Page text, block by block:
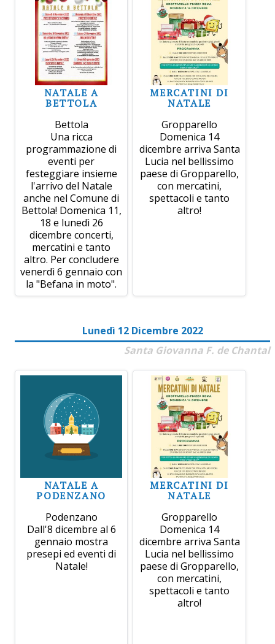
NATALE A
BETTOLA
Bettola
Una ricca
programmazione di
eventi per
festeggiare insieme
l'arrivo del Natale
anche nel Comune di
Bettola! Domenica 11,
18 e lunedì 26
dicembre concerti,
mercatini e tanto
altro. Per concludere
venerdì 6 gennaio con
la "Befana in moto".
MERCATINI DI
NATALE
Gropparello
Domenica 14
dicembre arriva Santa
Lucia nel bellissimo
paese di Gropparello,
con mercatini,
spettacoli e tanto
altro!
Lunedì 12 Dicembre 2022
Santa Giovanna F. de Chantal
NATALE A
PODENZANO
Podenzano
Dall'8 dicembre al 6
gennaio mostra
presepi ed eventi di
Natale!
MERCATINI DI
NATALE
Gropparello
Domenica 14
dicembre arriva Santa
Lucia nel bellissimo
paese di Gropparello,
con mercatini,
spettacoli e tanto
altro!